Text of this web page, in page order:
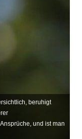
beruhigt
und ist man